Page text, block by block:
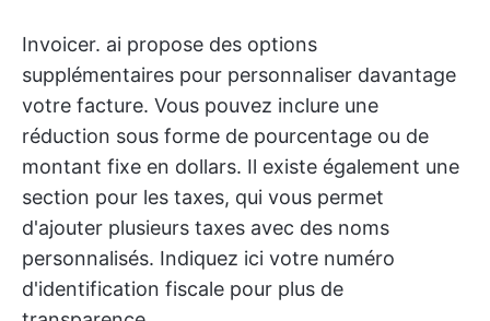
Invoicer. ai propose des options
supplémentaires pour personnaliser davantage
votre facture. Vous pouvez inclure une
réduction sous forme de pourcentage ou de
montant fixe en dollars. Il existe également une
section pour les taxes, qui vous permet
d'ajouter plusieurs taxes avec des noms
personnalisés. Indiquez ici votre numéro
d'identification fiscale pour plus de